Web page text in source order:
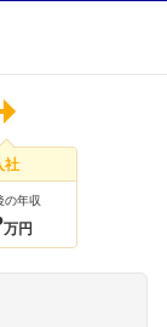
社
の年収
万円